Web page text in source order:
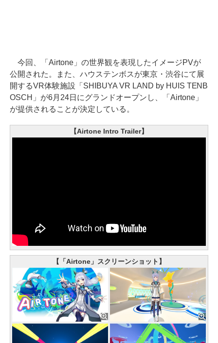
今回、「Airtone」の世界観を表現したイメージPVが
公開された。また、ハウステンボスが東京・渋谷にて展
開するVR体験施設「SHIBUYA VR LAND by HUIS TENB
OSCH」が6月24日にグランドオープンし、「Airtone」
が提供されることが決定している。
【Airtone Intro Trailer】
【「Airtone」スクリーンショット】